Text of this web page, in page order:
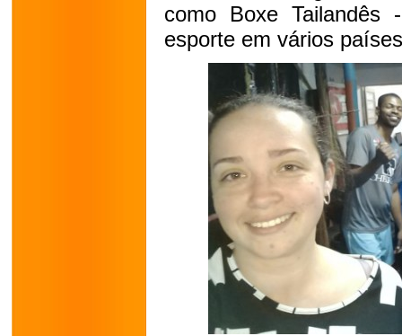
como Boxe Tailandês
esporte em vários